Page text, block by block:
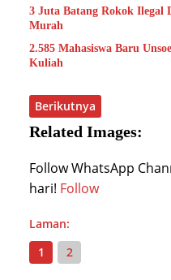
3 Juta Batang Rokok Ilegal
Murah
2.585 Mahasiswa Baru
Kuliah
Berikutnya
Related Images:
Follow WhatsApp
hari! Follow
Laman:
1
2